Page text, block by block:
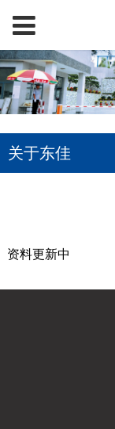
关于东佳
资料更新中